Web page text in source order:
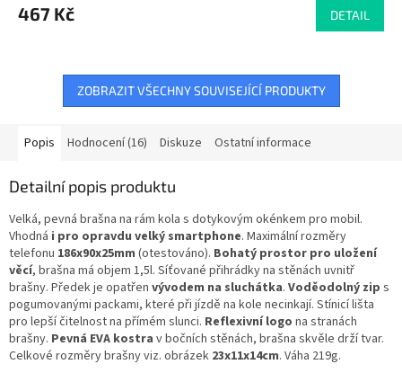
produktu
je
467 Kč DETAIL
ZOBRAZIT VŠECHNY SOUVISEJÍCÍ PRODUKTY
Popis Hodnocení (16) Diskuze Ostatní informace
Detailní popis produktu
Velká, pevná brašna na rám kola s dotykovým okénkem pro mobil.
Vhodná i pro opravdu velký smartphone. Maximální rozměry
telefonu 186x90x25mm (otestováno). Bohatý prostor pro uložení
věcí, brašna má objem 1,5l. Síťované přihrádky na stěnách uvnitř
brašny. Předek je opatřen vývodem na sluchátka. Voděodolný zip s
pogumovanými packami, které při jízdě na kole necinkají. Stínicí lišta
pro lepší čitelnost na přímém slunci. Reflexivní logo na stranách
brašny. Pevná EVA kostra v bočních stěnách, brašna skvěle drží tvar.
Celkové rozměry brašny viz. obrázek 23x11x14cm. Váha 219g.